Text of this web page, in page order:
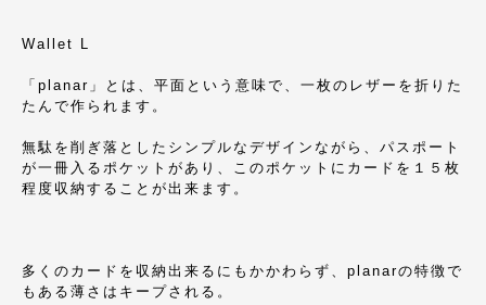
Wallet L
「planar」とは、平面という意味で、一枚のレザーを折りた
たんで作られます。
無駄を削ぎ落としたシンプルなデザインながら、パスポート
が一冊入るポケットがあり、このポケットにカードを１５枚
程度収納することが出来ます。
多くのカードを収納出来るにもかかわらず、planarの特徴で
もある薄さはキープされる。